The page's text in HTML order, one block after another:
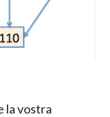
la vostra